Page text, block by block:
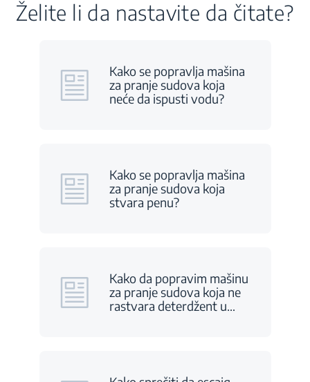
Želite li da nastavite da čitate?
Kako se popravlja mašina
za pranje sudova koja
neće da ispusti vodu?
Kako se popravlja mašina
za pranje sudova koja
stvara penu?
Kako da popravim mašinu
za pranje sudova koja ne
rastvara deterdžent u…